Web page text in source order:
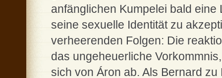
anfänglichen Kumpelei bald
seine sexuelle Identität zu
verheerenden Folgen: Die
das ungeheuerliche
sich von Áron ab. Als Bernard